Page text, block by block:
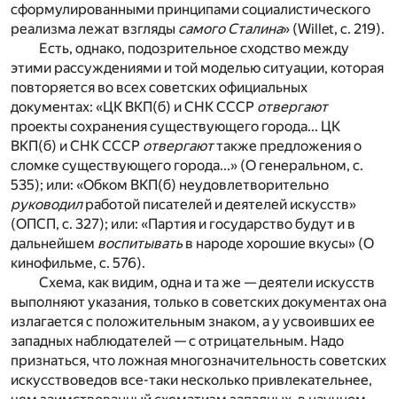
сформулированными принципами социалистического
реализма лежат взгляды самого Сталина» (Willet, с. 219).
Есть, однако, подозрительное сходство между
этими рассуждениями и той моделью ситуации, которая
повторяется во всех советских официальных
документах: «ЦК ВКП(б) и СНК СССР отвергают
проекты сохранения существующего города... ЦК
ВКП(б) и СНК СССР отвергаюттакже предложения о
сломке существующего города...» (О генеральном, с.
535); или: «Обком ВКП(б) неудовлетворительно
руководилработой писателей и деятелей искусств»
(ОПСП, с. 327); или: «Партия и государство будут и в
дальнейшем воспитыватьв народе хорошие вкусы» (О
кинофильме, с. 576).
Схема, как видим, одна и та же — деятели искусств
выполняют указания, только в советских документах она
излагается с положительным знаком, а у усвоивших ее
западных наблюдателей — с отрицательным. Надо
признаться, что ложная многозначительность советских
искусствоведов все-таки несколько привлекательнее,